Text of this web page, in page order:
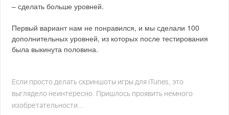
– сделать больше уровней.
Первый вариант нам не понравился, и мы сделали 100
дополнительных уровней, из которых после тестирования
была выкинута половина.
Если просто делать скриншоты игры для iTunes, это
выглядело неинтересно. Пришлось проявить немного
изобретательности…